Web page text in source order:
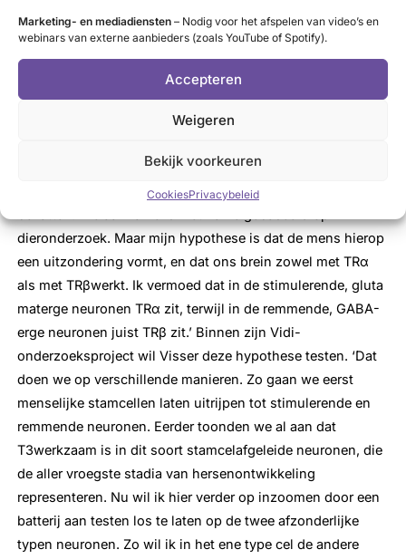
Marketing- en mediadiensten – Nodig voor het afspelen van video’s en
webinars van externe aanbieders (zoals YouTube of Spotify).
Accepteren
Weigeren
Bekijk voorkeuren
CookiesPrivacybeleid
Verschillende types receptoren
De schildklierhormoonreceptor kent twee varianten,
thyroid hormone receptor α (TRα) en β (TRβ). ‘Die komen
in verschillende weefsels tot expressie’, vervolgt Visser.
weefsels; de lever en de hypofyse zijnβ-weefsels. Bij de
hersenen is de klassieke aanname dat ze alleen TRα
dieronderzoek. Maar mijn hypothese is dat de mens hierop
een uitzondering vormt, en dat ons brein zowel met TRα
als met TRβwerkt. Ik vermoed dat in de stimulerende, gluta
materge neuronen TRα zit, terwijl in de remmende, GABA-
erge neuronen juist TRβ zit.’ Binnen zijn Vidi-
onderzoeksproject wil Visser deze hypothese testen. ‘Dat
doen we op verschillende manieren. Zo gaan we eerst
menselijke stamcellen laten uitrijpen tot stimulerende en
remmende neuronen. Eerder toonden we al aan dat
T3werkzaam is in dit soort stamcelafgeleide neuronen, die
de aller vroegste stadia van hersenontwikkeling
representeren. Nu wil ik hier verder op inzoomen door een
batterij aan testen los te laten op de twee afzonderlijke
typen neuronen. Zo wil ik in het ene type cel de andere